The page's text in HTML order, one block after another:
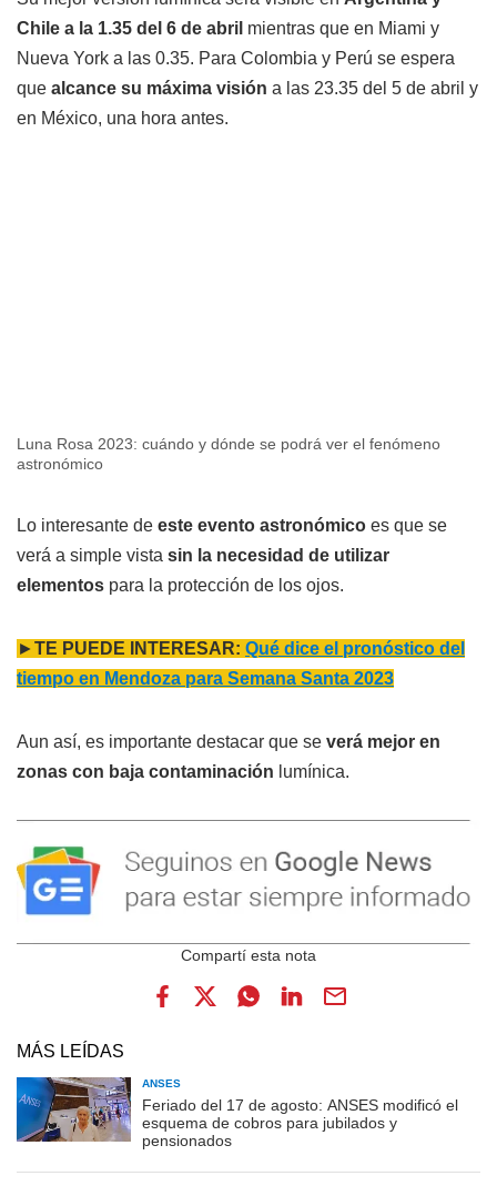
Chile a la 1.35 del 6 de abril mientras que en Miami y
Nueva York a las 0.35. Para Colombia y Perú se espera
que alcance su máxima visión a las 23.35 del 5 de abril y
en México, una hora antes.
Luna Rosa 2023: cuándo y dónde se podrá ver el fenómeno
astronómico
Lo interesante de este evento astronómico es que se
verá a simple vista sin la necesidad de utilizar
elementos para la protección de los ojos.
►TE PUEDE INTERESAR: Qué dice el pronóstico del
tiempo en Mendoza para Semana Santa 2023
Aun así, es importante destacar que se verá mejor en
zonas con baja contaminación lumínica.
MÁS LEÍDAS
ANSES
Feriado del 17 de agosto: ANSES modificó el
esquema de cobros para jubilados y
pensionados